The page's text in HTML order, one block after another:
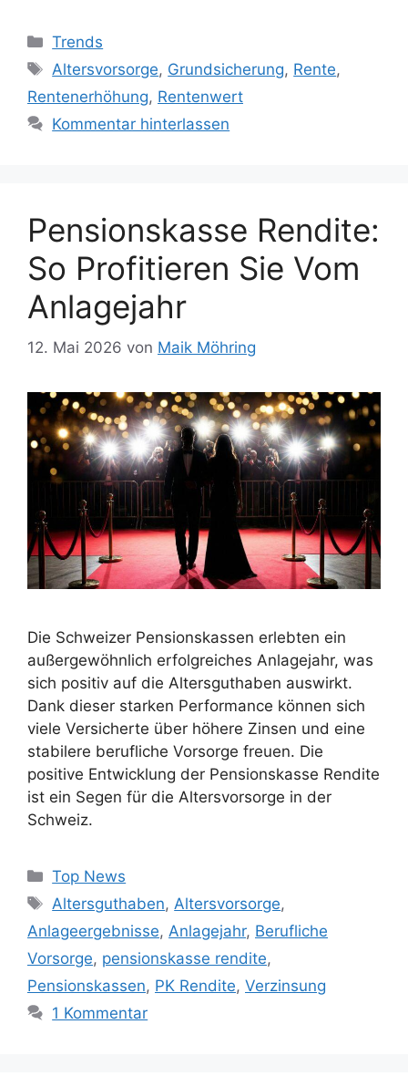
Kategorien
Trends
Schlagwörter
Altersvorsorge, Grundsicherung, Rente,
Rentenerhöhung, Rentenwert
Kommentar hinterlassen
Pensionskasse Rendite:
So Profitieren Sie Vom
Anlagejahr
12. Mai 2026 von Maik Möhring
Die Schweizer Pensionskassen erlebten ein
außergewöhnlich erfolgreiches Anlagejahr, was
sich positiv auf die Altersguthaben auswirkt.
Dank dieser starken Performance können sich
viele Versicherte über höhere Zinsen und eine
stabilere berufliche Vorsorge freuen. Die
positive Entwicklung der Pensionskasse Rendite
ist ein Segen für die Altersvorsorge in der
Schweiz.
Kategorien
Top News
Schlagwörter
Altersguthaben,Altersvorsorge,
Anlageergebnisse, Anlagejahr, Berufliche
Vorsorge, pensionskasse rendite,
Pensionskassen, PK Rendite, Verzinsung
1 Kommentar